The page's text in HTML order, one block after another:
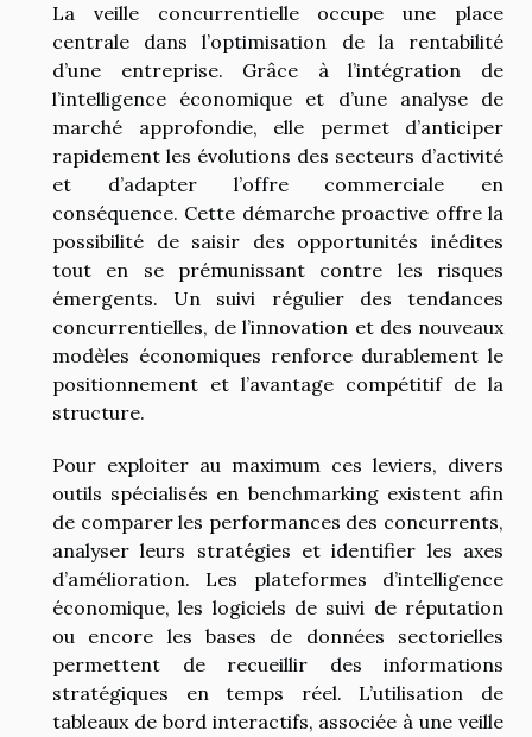
La veille concurrentielle occupe une place
centrale dans l’optimisation de la rentabilité
d’une entreprise. Grâce à l’intégration de
l’intelligence économique et d’une analyse de
marché approfondie, elle permet d’anticiper
rapidement les évolutions des secteurs d’activité
et d’adapter l’offre commerciale en
conséquence. Cette démarche proactive offre la
possibilité de saisir des opportunités inédites
tout en se prémunissant contre les risques
émergents. Un suivi régulier des tendances
concurrentielles, de l’innovation et des nouveaux
modèles économiques renforce durablement le
positionnement et l’avantage compétitif de la
structure.
Pour exploiter au maximum ces leviers, divers
outils spécialisés en benchmarking existent afin
de comparer les performances des concurrents,
analyser leurs stratégies et identifier les axes
d’amélioration. Les plateformes d’intelligence
économique, les logiciels de suivi de réputation
ou encore les bases de données sectorielles
permettent de recueillir des informations
stratégiques en temps réel. L’utilisation de
tableaux de bord interactifs, associée à une veille